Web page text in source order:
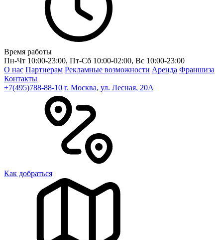
Время работы
Пн-Чт 10:00-23:00, Пт-Сб 10:00-02:00, Вс 10:00-23:00
О нас Партнерам Рекламные возможности Аренда Франшиза
Контакты
+7(495)788-88-10 г. Москва, ул. Лесная, 20A
Как добраться